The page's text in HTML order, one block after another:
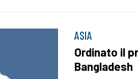
ASIA
Ordinato il
Bangladesh